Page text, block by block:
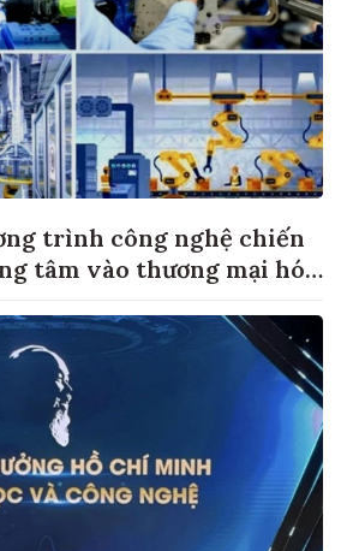
trình công nghệ chiến
tâm vào thương mại hóa